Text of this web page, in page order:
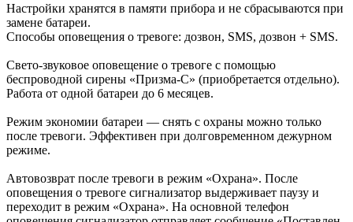
Настройки хранятся в памяти прибора и не сбрасываются при
замене батареи.
Способы оповещения о тревоге: дозвон, SMS, дозвон + SMS.
Свето-звуковое оповещение о тревоге с помощью
беспроводной сирены «Призма-С» (приобретается отдельно).
Работа от одной батареи до 6 месяцев.
Режим экономии батареи — снять с охраны можно только
после тревоги. Эффективен при долговременном дежурном
режиме.
Автовозврат после тревоги в режим «Охрана». После
оповещения о тревоге сигнализатор выдерживает паузу и
переходит в режим «Охрана». На основной телефон